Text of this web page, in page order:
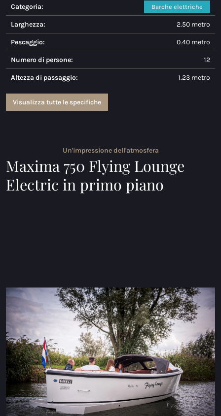
Maxima 730
Maxima 730I
Maxima 820 retro
Maxima 920 cabin
Maxima 650 Flying Lounge
Barche elettriche
Maxima 490 XL Elettrico
Maxima 720 retro Elettrico
Maxima 820 retro elettrica
Maxima 650 Flying Lounge Electric
Maxima 750 Flying Lounge Electric
Tutti Elettrico modelli
Categoria: Barche elettriche
Larghezza: 2.50 metro
Pescaggio: 0.40 metro
Numero di persone: 12
Altezza di passaggio: 1.23 metro
Visualizza tutte le specifiche
Un'impressione dell'atmosfera
Maxima 750 Flying Lounge
Electric in primo piano